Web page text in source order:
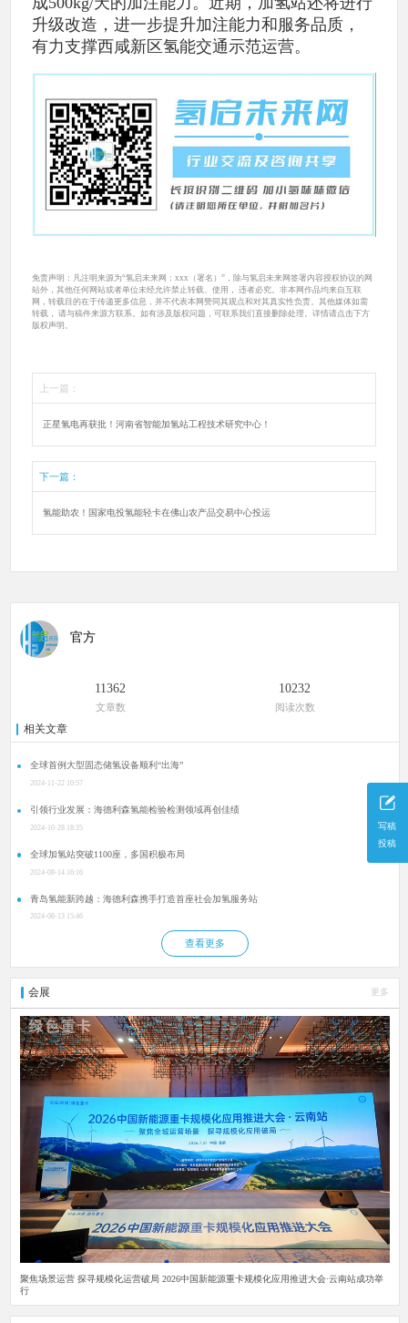
写稿
投稿
升级改造，进一步提升加注能力和服务品质，
有力支撑西咸新区氢能交通示范运营。
免责声明：凡注明来源为“氢启未来网：xxx（署名）”，除与氢启未来网签署内容授权协议的网
站外，其他任何网站或者单位未经允许禁止转载、使用， 违者必究。非本网作品均来自互联
网，转载目的在于传递更多信息，并不代表本网赞同其观点和对其真实性负责。其他媒体如需
转载， 请与稿件来源方联系。如有涉及版权问题，可联系我们直接删除处理。详情请点击下方
版权声明。
上一篇：
正星氢电再获批！河南省智能加氢站工程技术研究中心！
下一篇：
氢能助农！国家电投氢能轻卡在佛山农产品交易中心投运
官方
11362
文章数
10232
阅读次数
相关文章
全球首例大型固态储氢设备顺利“出海”
2024-11-22 10:57
引领行业发展：海德利森氢能检验检测领域再创佳绩
2024-10-28 18:35
全球加氢站突破1100座，多国积极布局
2024-08-14 16:16
青岛氢能新跨越：海德利森携手打造首座社会加氢服务站
2024-08-13 15:46
查看更多
会展 更多
聚焦场景运营 探寻规模化运营破局 2026中国新能源重卡规模化应用推进大会·云南站成功举
行